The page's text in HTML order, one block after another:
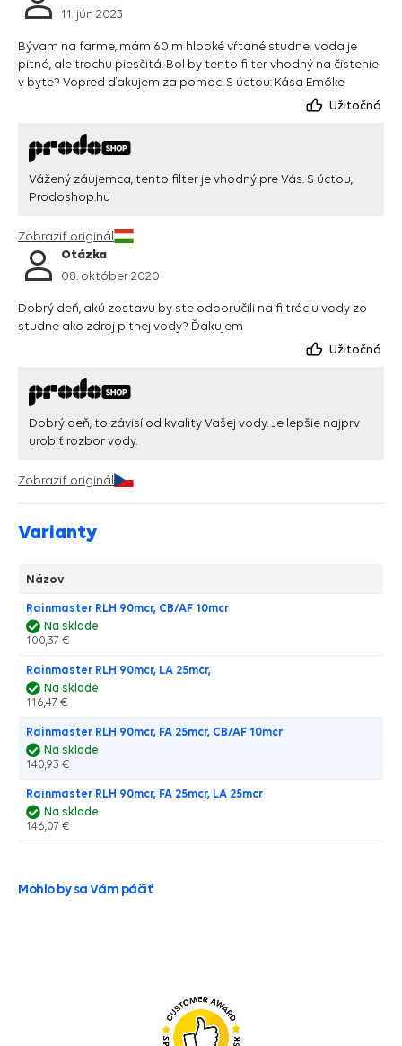
11. jún 2023
Bývam na farme, mám 60 m hlboké vŕtané studne, voda je
pitná, ale trochu piesčitá. Bol by tento filter vhodný na čistenie
v byte? Vopred ďakujem za pomoc. S úctou: Kása Emőke
Užitočná
Vážený záujemca, tento filter je vhodný pre Vás. S úctou,
Prodoshop.hu
Zobraziť originál
Otázka
08. október 2020
Dobrý deň, akú zostavu by ste odporučili na filtráciu vody zo
studne ako zdroj pitnej vody? Ďakujem
Užitočná
Dobrý deň, to závisí od kvality Vašej vody. Je lepšie najprv
urobiť rozbor vody.
Zobraziť originál
Varianty
Názov
Rainmaster RLH 90mcr, CB/AF 10mcr
Na sklade
100,37 €
Rainmaster RLH 90mcr, LA 25mcr,
Na sklade
116,47 €
Rainmaster RLH 90mcr, FA 25mcr, CB/AF 10mcr
Na sklade
140,93 €
Rainmaster RLH 90mcr, FA 25mcr, LA 25mcr
Na sklade
146,07 €
Mohlo by sa Vám páčiť